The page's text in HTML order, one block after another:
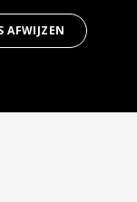
AFWIJZEN